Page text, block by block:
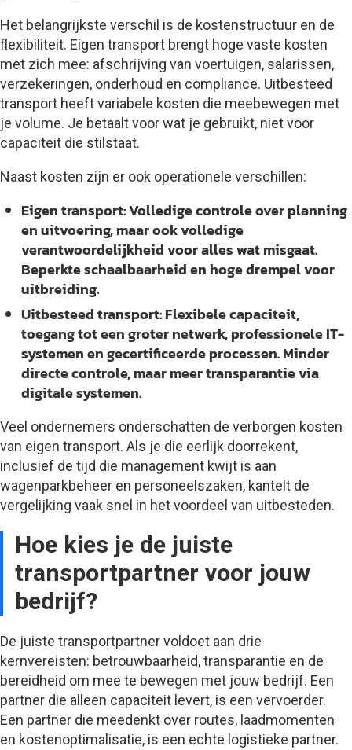
Het belangrijkste verschil is de kostenstructuur en de
flexibiliteit. Eigen transport brengt hoge vaste kosten
met zich mee: afschrijving van voertuigen, salarissen,
verzekeringen, onderhoud en compliance. Uitbesteed
transport heeft variabele kosten die meebewegen met
je volume. Je betaalt voor wat je gebruikt, niet voor
capaciteit die stilstaat.
Naast kosten zijn er ook operationele verschillen:
Eigen transport:Volledige controle over planning
en uitvoering, maar ook volledige
verantwoordelijkheid voor alles wat misgaat.
Beperkte schaalbaarheid en hoge drempel voor
uitbreiding.
Uitbesteed transport:Flexibele capaciteit,
toegang tot een groter netwerk, professionele IT-
systemen en gecertificeerde processen. Minder
directe controle, maar meer transparantie via
digitale systemen.
Veel ondernemers onderschatten de verborgen kosten
van eigen transport. Als je die eerlijk doorrekent,
inclusief de tijd die management kwijt is aan
wagenparkbeheer en personeelszaken, kantelt de
vergelijking vaak snel in het voordeel van uitbesteden.
Hoe kies je de juiste
transportpartner voor jouw
bedrijf?
De juiste transportpartner voldoet aan drie
kernvereisten: betrouwbaarheid, transparantie en de
bereidheid om mee te bewegen met jouw bedrijf. Een
partner die alleen capaciteit levert, is een vervoerder.
Een partner die meedenkt over routes, laadmomenten
en kostenoptimalisatie, is een echte logistieke partner.